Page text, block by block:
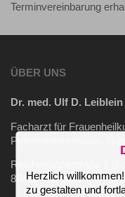
Terminvereinbarung
ÜBER UNS
Dr. med. Ulf D. Leiblein
Facharzt für
Präventionsmedizin,
Reichenbachstraße 1
80469 München
Herzlich
zu gestalten und